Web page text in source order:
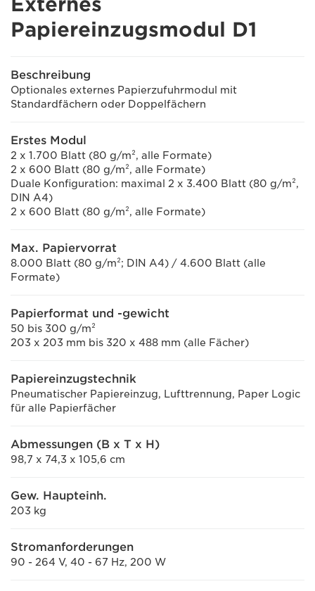
Papiereinzugsmodul D1
Beschreibung
Optionales externes Papierzufuhrmodul mit
Standardfächern oder Doppelfächern
Erstes Modul
2 x 1.700 Blatt (80 g/m², alle Formate)
2 x 600 Blatt (80 g/m², alle Formate)
Duale Konfiguration: maximal 2 x 3.400 Blatt (80 g/m²,
DIN A4)
2 x 600 Blatt (80 g/m², alle Formate)
Max. Papiervorrat
8.000 Blatt (80 g/m²; DIN A4) / 4.600 Blatt (alle
Formate)
Papierformat und -gewicht
50 bis 300 g/m²
203 x 203 mm bis 320 x 488 mm (alle Fächer)
Papiereinzugstechnik
Pneumatischer Papiereinzug, Lufttrennung, Paper Logic
für alle Papierfächer
Abmessungen (B x T x H)
98,7 x 74,3 x 105,6 cm
Gew. Haupteinh.
203 kg
Stromanforderungen
90 - 264 V, 40 - 67 Hz, 200 W